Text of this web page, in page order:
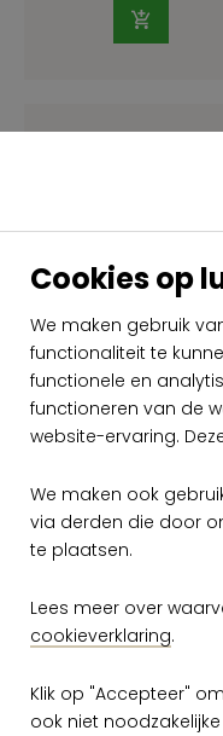
Cookies op
We maken gebruik
functionaliteit te
functionele en
functioneren van de
website-ervaring.
We maken ook
via derden die door
te plaatsen.
Lees meer over
cookieverklaring.
Klik op "Accepteer"
ook niet
Arte Sycamore
Dimensions
SYC2130
Op voorraad